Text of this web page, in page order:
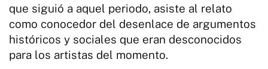
que siguió a aquel periodo, asiste al relato
como conocedor del desenlace de argumentos
históricos y sociales que eran desconocidos
para los artistas del momento.